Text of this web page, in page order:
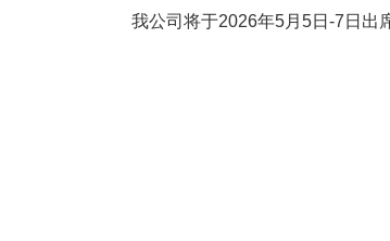
我公司将于2026年5月 5日 -7 日出